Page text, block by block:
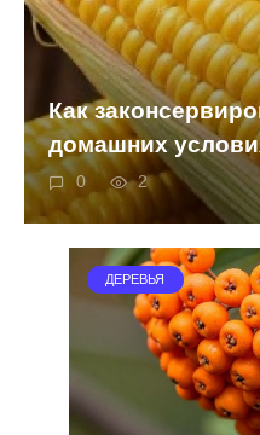
Как
домашних
0 2
ДЕРЕВЬЯ